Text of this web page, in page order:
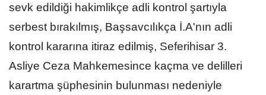
sevk edildiği hakimlikçe adli kontrol şartıyla
serbest bırakılmış, Başsavcılıkça İ.A'nın adli
kontrol kararına itiraz edilmiş, Seferihisar 3.
Asliye Ceza Mahkemesince kaçma ve delilleri
karartma şüphesinin bulunması nedeniyle